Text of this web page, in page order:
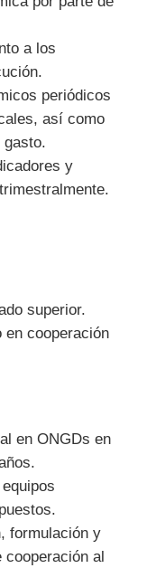
a los
periódicos
así como
y
superior.
en cooperación
en ONGDs en
formulación y
cooperación al